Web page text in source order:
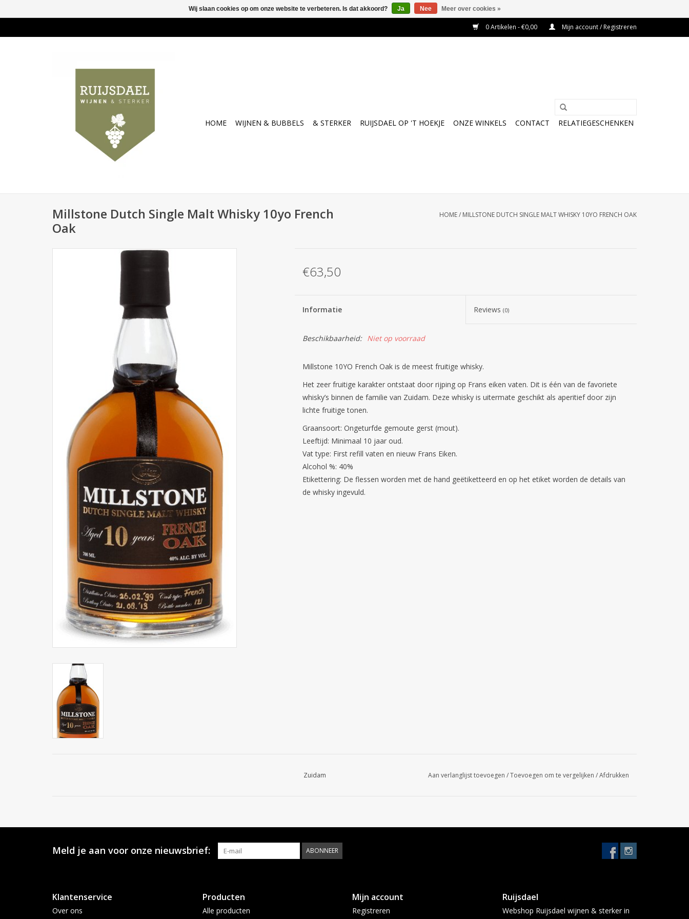
0 Artikelen - €0,00 Mijn account / Registreren
HOME WIJNEN & BUBBELS & STERKER RUIJSDAEL OP 'T HOEKJE ONZE WINKELS CONTACT RELATIEGESCHENKEN
Millstone Dutch Single Malt Whisky 10yo French
Oak
HOME/ MILLSTONE DUTCH SINGLE MALT WHISKY 10YO FRENCH OAK
€63,50
Informatie Reviews(0)
Beschikbaarheid: Niet op voorraad
Millstone 10YO French Oak is de meest fruitige whisky.
Het zeer fruitige karakter ontstaat door rijping op Frans eiken vaten. Dit is één van de favoriete
whisky’s binnen de familie van Zuidam. Deze whisky is uitermate geschikt als aperitief door zijn
lichte fruitige tonen.
Graansoort: Ongeturfde gemoute gerst (mout).
Leeftijd: Minimaal 10 jaar oud.
Vat type: First refill vaten en nieuw Frans Eiken.
Alcohol %: 40%
Etikettering: De flessen worden met de hand geëtiketteerd en op het etiket worden de details van
de whisky ingevuld.
Zuidam Aan verlanglijst toevoegen /Toevoegen om te vergelijken /Afdrukken
Meld je aan voor onze nieuwsbrief: ABONNEER
Klantenservice
Over ons
Producten
Alle producten
Mijn account
Registreren
Ruijsdael
Webshop Ruijsdael wijnen & sterker in
Wij slaan cookies op om onze website te verbeteren. Is dat akkoord? Ja Nee Meer over cookies »